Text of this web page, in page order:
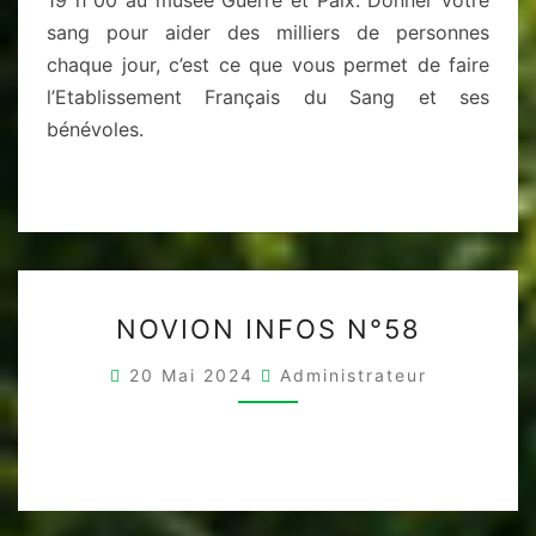
sang pour aider des milliers de personnes
chaque jour, c’est ce que vous permet de faire
l’Etablissement Français du Sang et ses
bénévoles.
INFOS
N°58
NOVION INFOS N°58
20 Mai 2024 Administrateur